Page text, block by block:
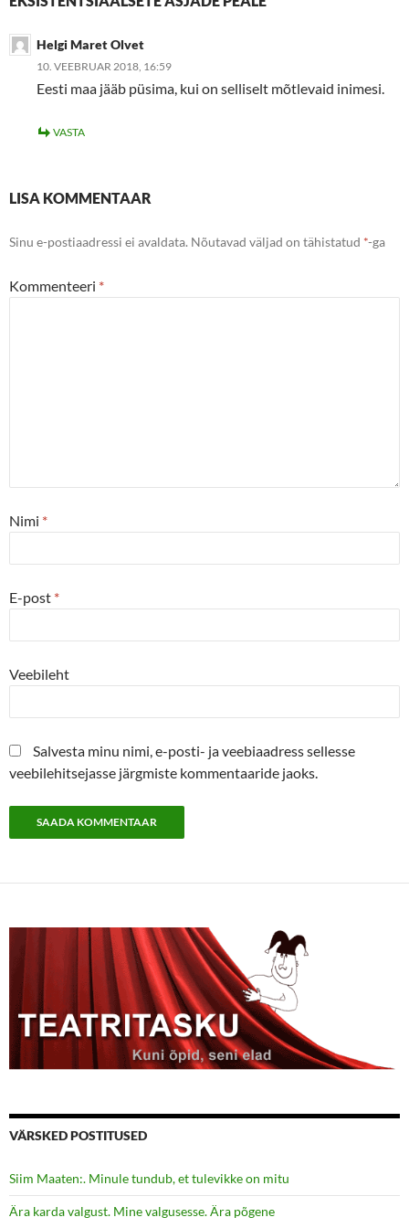
Helgi Maret Olvet
10. VEEBRUAR 2018, 16:59
Eesti maa jääb püsima, kui on selliselt mõtlevaid inimesi.
VASTA
LISA KOMMENTAAR
Sinu e-postiaadressi ei avaldata. Nõutavad väljad on tähistatud *-ga
Kommenteeri *
Nimi *
E-post *
Veebileht
Salvesta minu nimi, e-posti- ja veebiaadress sellesse
veebilehitsejasse järgmiste kommentaaride jaoks.
VÄRSKED POSTITUSED
Siim Maaten:. Minule tundub, et tulevikke on mitu
Ära karda valgust. Mine valgusesse. Ära põgene